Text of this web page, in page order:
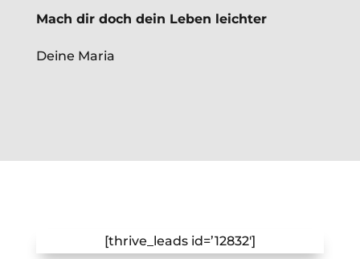
Mach dir doch dein Leben leichter
Deine Maria
[thrive_leads id=’12832′]